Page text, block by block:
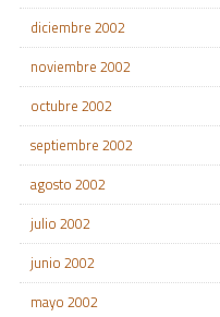
diciembre 2002
noviembre 2002
octubre 2002
septiembre 2002
agosto 2002
julio 2002
junio 2002
mayo 2002